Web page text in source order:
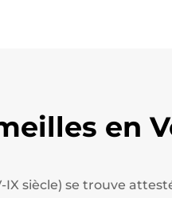
en
siècle) se trouve